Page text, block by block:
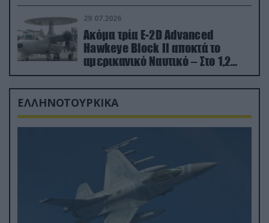
29.07.2026
Ακόμα τρία E-2D Advanced
Hawkeye Block II αποκτά το
αμερικανικό Ναυτικό – Στο 1,2
δισ.δολάρια το κόστος
ΕΛΛΗΝΟΤΟΥΡΚΙΚΑ